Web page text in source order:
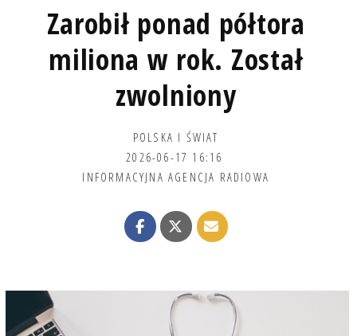
Zarobił ponad półtora
miliona w rok. Został
zwolniony
POLSKA I ŚWIAT
2026-06-17 16:16
INFORMACYJNA AGENCJA RADIOWA